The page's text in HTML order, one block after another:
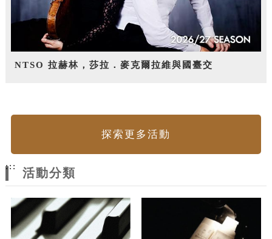
NTSO 拉赫林，莎拉．麥克爾拉維與國臺交
探索更多活動
:::
活動分類